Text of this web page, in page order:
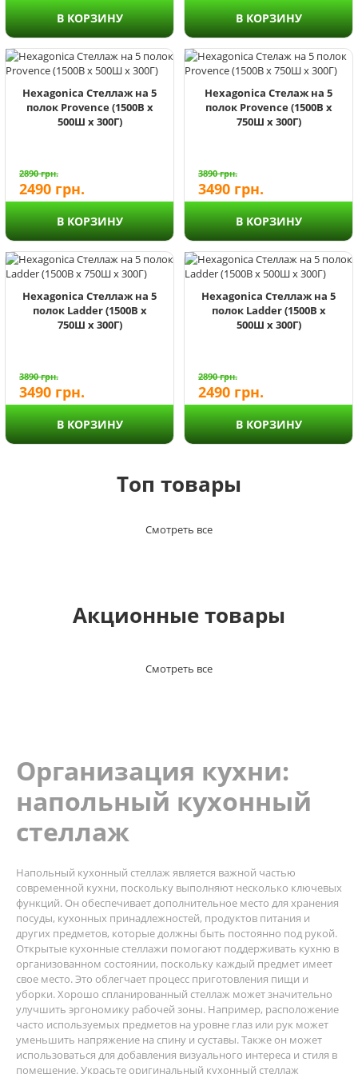
В КОРЗИНУ В КОРЗИНУ
Hexagonica Стеллаж на 5
полок Provence (1500В х
500Ш х 300Г)
2890грн.
2490 грн.
В КОРЗИНУ
Hexagonica Стелаж на 5
полок Provence (1500В х
750Ш х 300Г)
3890грн.
3490 грн.
В КОРЗИНУ
Hexagonica Стеллаж на 5
полок Ladder (1500В х
750Ш х 300Г)
3890грн.
3490 грн.
В КОРЗИНУ
Hexagonica Стеллаж на 5
полок Ladder (1500В х
500Ш х 300Г)
2890грн.
2490 грн.
В КОРЗИНУ
Топ товары
Смотреть все
Акционные товары
Смотреть все
Организация кухни:
напольный кухонный
стеллаж
Напольный кухонный стеллаж является важной частью
современной кухни, поскольку выполняют несколько ключевых
функций. Он обеспечивает дополнительное место для хранения
посуды, кухонных принадлежностей, продуктов питания и
других предметов, которые должны быть постоянно под рукой.
Открытые кухонные стеллажи помогают поддерживать кухню в
организованном состоянии, поскольку каждый предмет имеет
свое место. Это облегчает процесс приготовления пищи и
уборки. Хорошо спланированный стеллаж может значительно
улучшить эргономику рабочей зоны. Например, расположение
часто используемых предметов на уровне глаз или рук может
уменьшить напряжение на спину и суставы. Также он может
использоваться для добавления визуального интереса и стиля в
помещение. Украсьте оригинальный кухонный стеллаж